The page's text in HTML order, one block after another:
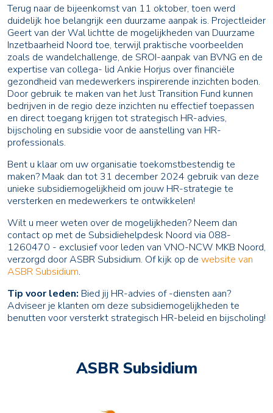
Terug naar de bijeenkomst van 11 oktober, toen werd
duidelijk hoe belangrijk een duurzame aanpak is. Projectleider
Geert van der Wal lichtte de mogelijkheden van Duurzame
Inzetbaarheid Noord toe, terwijl praktische voorbeelden
zoals de wandelchallenge, de SROI-aanpak van BVNG en de
expertise van collega- lid Ankie Horjus over financiële
gezondheid van medewerkers inspirerende inzichten boden.
Door gebruik te maken van het Just Transition Fund kunnen
bedrijven in de regio deze inzichten nu effectief toepassen
en direct toegang krijgen tot strategisch HR-advies,
bijscholing en subsidie voor de aanstelling van HR-
professionals.
Bent u klaar om uw organisatie toekomstbestendig te
maken? Maak dan tot 31 december 2024 gebruik van deze
unieke subsidiemogelijkheid om jouw HR-strategie te
versterken en medewerkers te ontwikkelen!
Wilt u meer weten over de mogelijkheden? Neem dan
contact op met de Subsidiehelpdesk Noord via 088-
1260470 - exclusief voor leden van VNO-NCW MKB Noord,
verzorgd door ASBR Subsidium. Of kijk op de website van
ASBR Subsidium.
Tip voor leden: Bied jij HR-advies of -diensten aan?
Adviseer je klanten om deze subsidiemogelijkheden te
benutten voor versterkt strategisch HR-beleid en bijscholing!
ASBR Subsidium